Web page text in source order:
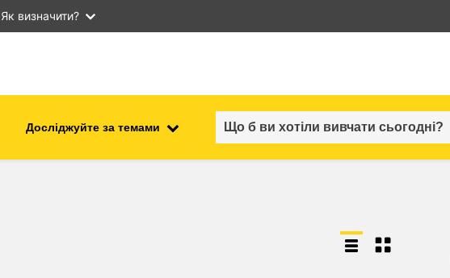
Як визначити?
Досліджуйте за темами
продуктів та продовольча